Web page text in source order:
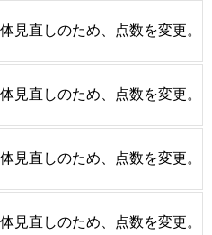
見直しのため、点数を変更。
見直しのため、点数を変更。
見直しのため、点数を変更。
見直しのため、点数を変更。